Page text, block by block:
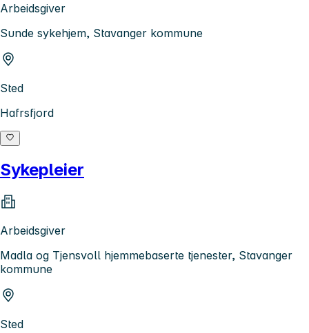
Arbeidsgiver
Sunde sykehjem, Stavanger kommune
Sted
Hafrsfjord
Sykepleier
Arbeidsgiver
Madla og Tjensvoll hjemmebaserte tjenester, Stavanger
kommune
Sted